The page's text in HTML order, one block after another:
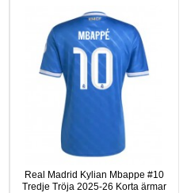
Real Madrid Kylian Mbappe #10
Tredje Tröja 2025-26 Korta ärmar